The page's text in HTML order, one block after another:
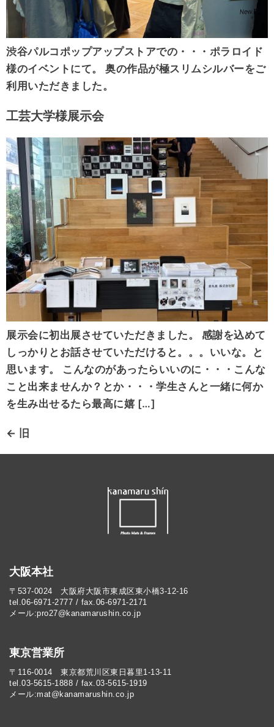
渋谷パルコポップアップストアでの・・・ポラロイド
様のイベントにて。 奥の作品が極スリムシルバーをご
利用いただきました。
工芸大学様展示会
展示会に初出展させていただきました。 感謝を込めて
しっかりとお話させていただけると。。。いいな。と
思います。 こんなのがあったらいいのに・・・こんな
こと出来ませんか？とか・・・学生さんと一緒に何か
を生み出せるたら最高に嬉 […]
← 旧
大阪本社
〒537-0024 大阪府大阪市東成区東小橋3-12-16
tel.06-6971-2777 / fax.06-6971-2171
メール:pro27@kanamarushin.co.jp​
東京営業所
〒116-0014 東京都荒川区東日暮里1-13-11
tel.03-5615-1888 / fax.03-5615-1919
メール:mat@kanamarushin.co.jp